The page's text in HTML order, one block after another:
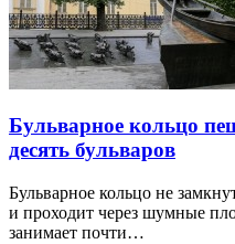
Бульварное кольцо
десять бульваров
Бульварное кольцо не
и проходит через шумные
занимает почти…